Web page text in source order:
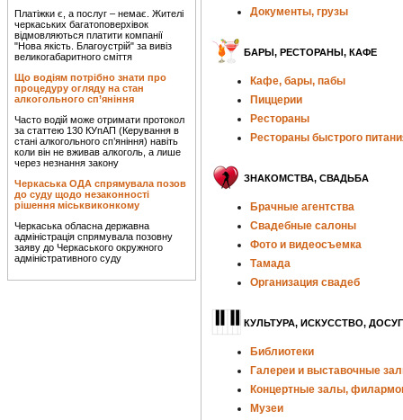
Платіжки є, а послуг – немає. Жителі
черкаських багатоповерхівок
відмовляються платити компанії
"Нова якість. Благоустрій" за вивіз
великогабаритного сміття
Що водіям потрібно знати про
процедуру огляду на стан
алкогольного сп’яніння
Часто водій може отримати протокол
за статтею 130 КУпАП (Керування в
стані алкогольного сп’яніння) навіть
коли він не вживав алкоголь, а лише
через незнання закону
Черкаська ОДА спрямувала позов
до суду щодо незаконності
рішення міськвиконкому
Черкаська обласна державна
адміністрація спрямувала позовну
заяву до Черкаського окружного
адміністративного суду
Документы, грузы
БАРЫ, РЕСТОРАНЫ, КАФЕ
Кафе, бары, пабы
Пиццерии
Рестораны
Рестораны быстрого
ЗНАКОМСТВА, СВАДЬБА
Брачные агентства
Свадебные салоны
Фото и видеосъемка
Тамада
Организация свадеб
КУЛЬТУРА, ИСКУССТВО, ДОСУГ
Библиотеки
Галереи и выставочные
Концертные залы,
Музеи